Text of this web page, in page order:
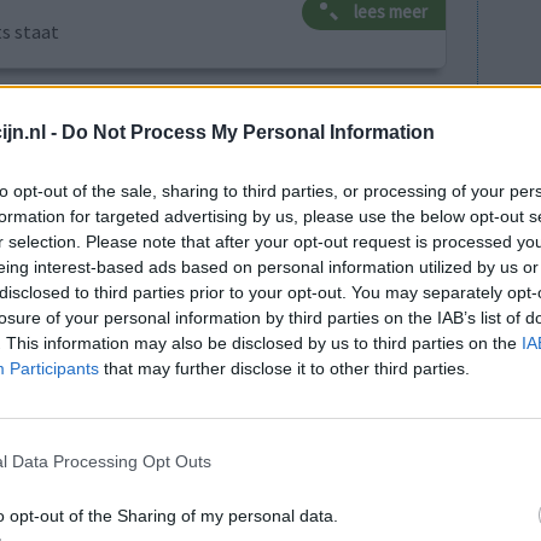
- Do Not Process My Personal Information
opt-out of the sale, sharing to third parties, or processing of your
for targeted advertising by us, please use the below opt-out
selection. Please note that after your opt-out request is processed
interest-based ads based on personal information utilized by us
to third parties prior to your opt-out. You may separately
of your personal information by third parties on the IAB’s list of
This information may also be disclosed by us to third parties on the
Participants that may further disclose it to other third parties.
Data Processing Opt Outs
opt-out of the Sharing of my personal data.
staat
lees meer
depressie
om voorlichting over depressie te
subsidiegeld dat het ministerie van
aan kosten voor directie en
Skyhigh betaald, voor de
MHF-voorzitter Bram Bakker een
voor de geestelijke gezondheid in 's